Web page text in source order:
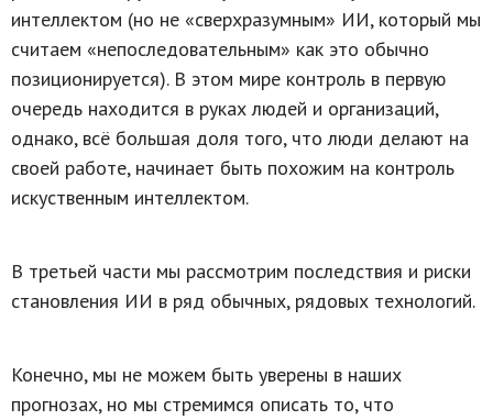
интеллектом (но не «сверхразумным» ИИ, который мы
считаем «непоследовательным» как это обычно
позиционируется). В этом мире контроль в первую
очередь находится в руках людей и организаций,
однако, всё большая доля того, что люди делают на
своей работе, начинает быть похожим на контроль
искуственным интеллектом.
В третьей части мы рассмотрим последствия и риски
становления ИИ в ряд обычных, рядовых технологий.
Конечно, мы не можем быть уверены в наших
прогнозах, но мы стремимся описать то, что